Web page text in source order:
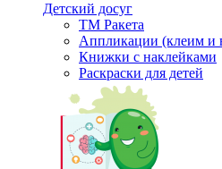
Детский досуг
ТМ Ракета
Аппликации (клеим и
Книжки с наклейками
Раскраски для детей